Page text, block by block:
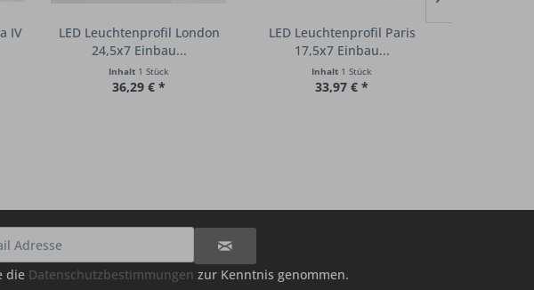
IV
LED Leuchtenprofil London
24,5x7 Einbau...
Inhalt 1 Stück
36,29 € *
LED Leuchtenprofil Paris
17,5x7 Einbau...
Inhalt 1 Stück
33,97 € *
die Datenschutzbestimmungen zur Kenntnis genommen.